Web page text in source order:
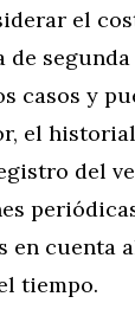
el
segunda
casos y
el
del
en cuenta
tiempo.